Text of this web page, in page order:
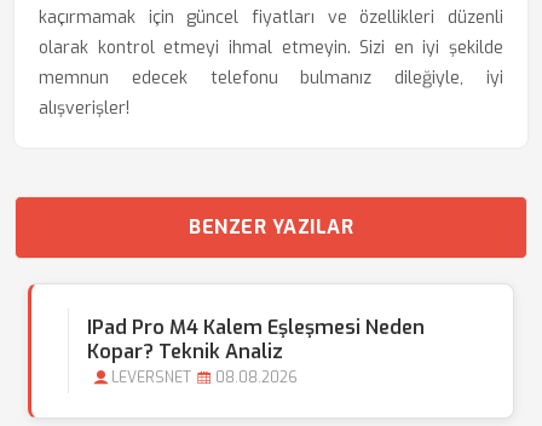
kaçırmamak için güncel fiyatları ve özellikleri düzenli
olarak kontrol etmeyi ihmal etmeyin. Sizi en iyi şekilde
memnun edecek telefonu bulmanız dileğiyle, iyi
alışverişler!
BENZER YAZILAR
IPad Pro M4 Kalem Eşleşmesi Neden
Kopar? Teknik Analiz
LEVERSNET 08.08.2026